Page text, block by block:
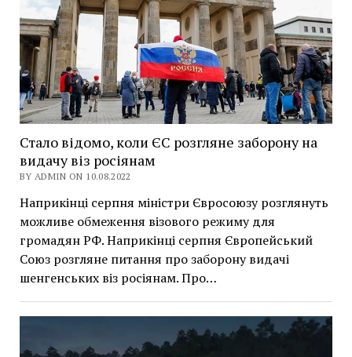
Стало відомо, коли ЄС розгляне заборону на
видачу віз росіянам
BY ADMIN ON 10.08.2022
Наприкінці серпня міністри Євросоюзу розглянуть
можливе обмеження візового режиму для
громадян РФ. Наприкінці серпня Європейський
Союз розгляне питання про заборону видачі
шенгенських віз росіянам. Про…